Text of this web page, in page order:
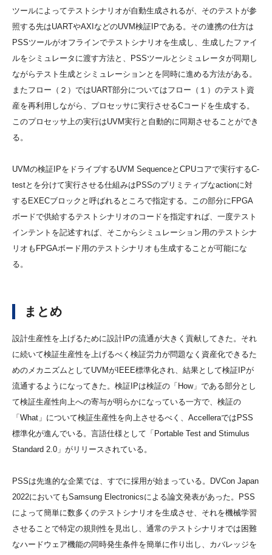
ツールによってテストシナリオが自動生成されるが、そのテストが参
照する先はUARTやAXIなどのUVM検証IPである。その連携の仕方は
PSSツールがオフラインでテストシナリオを生成し、生成したファイ
ルをシミュレータに渡す方法と、PSSツールとシミュレータが同期し
ながらテスト生成とシミュレーションとを同時に進める方法がある。
またフロー（２）ではUART部分についてはフロー（１）のテスト資
産を再利用しながら、プロセッサに実行させるCコードを生成する。
このプロセッサ上の実行はUVM実行と自動的に同期させることができ
る。
UVMの検証IPをドライブするUVM SequenceとCPUコアで実行するC-
testとを分けて実行させる仕組みはPSSのプリミティブなactionに対
するEXECブロックと呼ばれるところで指定する。この部分にFPGA
ボードで供給するテストシナリオのコードを指定すれば、一度テスト
インテントを記述すれば、そこからシミュレーション用のテストシナ
リオもFPGAボード用のテストシナリオも生成することが可能にな
る。
まとめ
設計生産性を上げるために設計IPの流通が大きく貢献してきた。それ
に続いて検証生産性を上げるべく検証労力が問題なく資産化できるた
めのメカニズムとしてUVMがIEEE標準化され、結果として検証IPが
流通するようになってきた。検証IPは検証の「How」である部分とし
て検証生産性向上への寄与が明らかになっている一方で、検証の
「What」について検証生産性を向上させるべく、AccelleraではPSS
標準化が進んでいる。言語仕様として「Portable Test and Stimulus
Standard 2.0」がリリースされている。
PSSは先進的な企業では、すでに採用が始まっている。DVCon Japan
2022においてもSamsung Electronicsによる論文発表があった。PSS
によって簡単に数多くのテストシナリオを生成させ、それを機械学習
させることで特定の規則性を見出し、通常のテストシナリオでは困難
なハードウェア機能の同時発生条件を簡単に作り出し、カバレッジを